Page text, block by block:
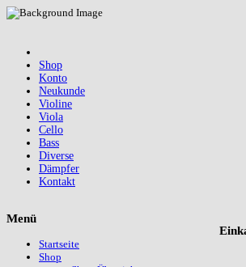
Shop
Konto
Neukunde
Violine
Viola
Cello
Bass
Diverse
Dämpfer
Kontakt
Menü
Startseite
Shop